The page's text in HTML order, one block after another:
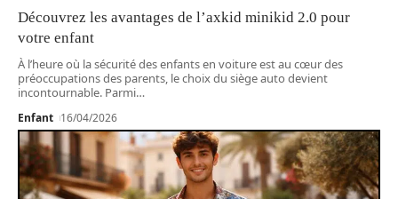
Découvrez les avantages de l’axkid minikid 2.0 pour
votre enfant
À l’heure où la sécurité des enfants en voiture est au cœur des
préoccupations des parents, le choix du siège auto devient
incontournable. Parmi…
Enfant 16/04/2026